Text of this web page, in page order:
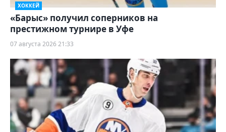
ХОККЕЙ
«Барыс» получил соперников на
престижном турнире в Уфе
07 августа 2026 21:33